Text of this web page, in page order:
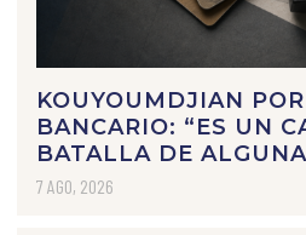
KOUYOUMDJIAN
BANCARIO: “ES UN
BATALLA DE
7 AGO, 2026